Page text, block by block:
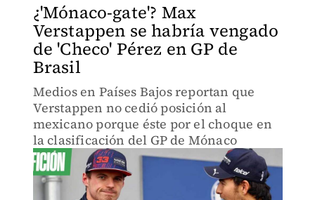
¿'Mónaco-gate'? Max
Verstappen se habría vengado
de 'Checo' Pérez en GP de
Brasil
Medios en Países Bajos reportan que
Verstappen no cedió posición al
mexicano porque éste por el choque en
la clasificación del GP de Mónaco